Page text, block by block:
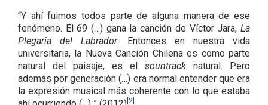
“Y ahí fuimos todos parte de alguna manera de ese
fenómeno. El 69 (…) gana la canción de Víctor Jara, La
Plegaria del Labrador. Entonces en nuestra vida
universitaria, la Nueva Canción Chilena es como parte
natural del paisaje, es el sountrack natural. Pero
además por generación (…) era normal entender que era
la expresión musical más coherente con lo que estaba
[2]